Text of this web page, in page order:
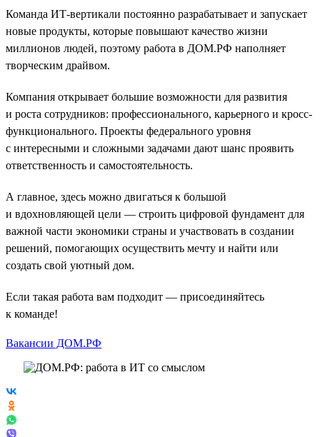
Команда ИТ-вертикали постоянно разрабатывает и запускает
новые продукты, которые повышают качество жизни
миллионов людей, поэтому работа в ДОМ.РФ наполняет
творческим драйвом.
Компания открывает большие возможности для развития
и роста сотрудников: профессионального, карьерного и кросс-
функционального. Проекты федерального уровня
с интересными и сложными задачами дают шанс проявить
ответственность и самостоятельность.
А главное, здесь можно двигаться к большой
и вдохновляющей цели — строить цифровой фундамент для
важной части экономики страны и участвовать в создании
решений, помогающих осуществить мечту и найти или
создать свой уютный дом.
Если такая работа вам подходит — присоединяйтесь
к команде!
Вакансии ДОМ.РФ